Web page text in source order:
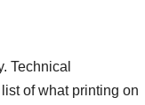
Technical
of what printing on